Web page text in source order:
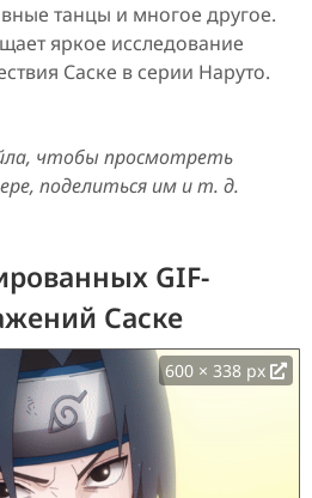
танцы и многое другое.
яркое исследование
Саске в серии Наруто.
чтобы просмотреть
поделиться им и т. д.
GIF-
Саске
600 × 338 px